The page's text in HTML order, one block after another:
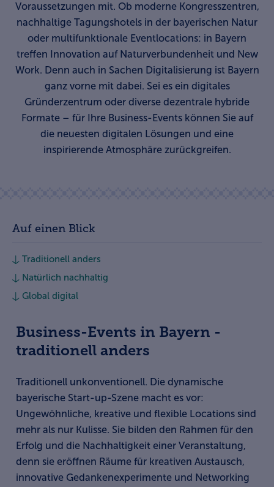
Voraussetzungen mit. Ob moderne Kongresszentren,
nachhaltige Tagungshotels in der bayerischen Natur
oder multifunktionale Eventlocations: in Bayern
treffen Innovation auf Naturverbundenheit und New
Work. Denn auch in Sachen Digitalisierung ist Bayern
ganz vorne mit dabei. Sei es ein digitales
Gründerzentrum oder diverse dezentrale hybride
Formate – für Ihre Business-Events können Sie auf
die neuesten digitalen Lösungen und eine
inspirierende Atmosphäre zurückgreifen.
Auf einen Blick
Traditionell anders
Natürlich nachhaltig
Global digital
Business-Events in Bayern -
traditionell anders
Traditionell unkonventionell. Die dynamische
bayerische Start-up-Szene macht es vor:
Ungewöhnliche, kreative und flexible Locations sind
mehr als nur Kulisse. Sie bilden den Rahmen für den
Erfolg und die Nachhaltigkeit einer Veranstaltung,
denn sie eröffnen Räume für kreativen Austausch,
innovative Gedankenexperimente und Networking